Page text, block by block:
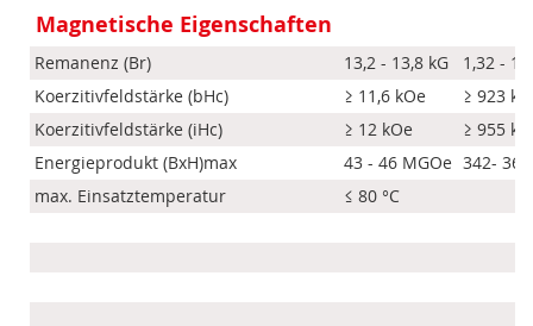
Magnetische Eigenschaften
Remanenz (Br) 13,2 - 13,8 kG
1,32 -
Koerzitivfeldstärke (bHc)
≥ 11,6 kOe
≥ 923
Koerzitivfeldstärke (iHc)
≥ 12 kOe
≥ 955
Energieprodukt (BxH)max
43 - 46 MGOe 342- 366
max. Einsatztemperatur
≤ 80 °C